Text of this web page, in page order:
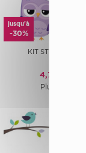
jusqu'à
-30%
KIT STICKERS 6
4,79 €
Plusieurs